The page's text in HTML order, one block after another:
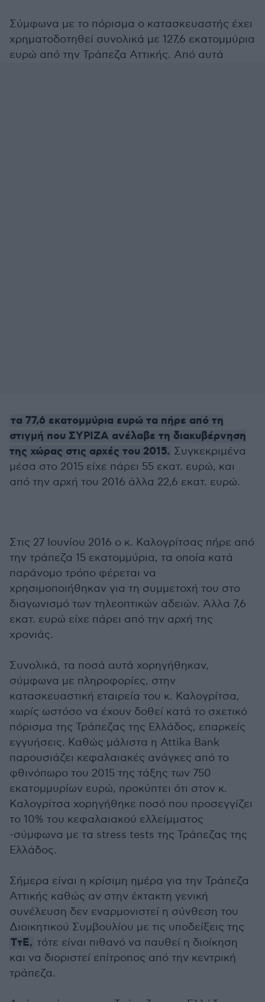
Σύμφωνα με το πόρισμα ο κατασκευαστής έχει
χρηματοδοτηθεί συνολικά με 127,6 εκατομμύρια
ευρώ από την Τράπεζα Αττικής. Από αυτά
τα 77,6 εκατομμύρια ευρώ τα πήρε από τη
στιγμή που ΣΥΡΙΖΑ ανέλαβε τη διακυβέρνηση
της χώρας στις αρχές του 2015. Συγκεκριμένα
μέσα στο 2015 είχε πάρει 55 εκατ. ευρώ, και
από την αρχή του 2016 άλλα 22,6 εκατ. ευρώ.
Στις 27 Ιουνίου 2016 ο κ. Καλογρίτσας πήρε από
την τράπεζα 15 εκατομμύρια, τα οποία κατά
παράνομο τρόπο φέρεται να
χρησιμοποιήθηκαν για τη συμμετοχή του στο
διαγωνισμό των τηλεοπτικών αδειών. Άλλα 7,6
εκατ. ευρώ είχε πάρει από την αρχή της
χρονιάς.
Συνολικά, τα ποσά αυτά χορηγήθηκαν,
σύμφωνα με πληροφορίες, στην
κατασκευαστική εταιρεία του κ. Καλογρίτσα,
χωρίς ωστόσο να έχουν δοθεί κατά το σχετικό
πόρισμα της Τράπεζας της Ελλάδος, επαρκείς
εγγυήσεις. Καθώς μάλιστα η Attika Βank
παρουσιάζει κεφαλαιακές ανάγκες από το
φθινόπωρο του 2015 της τάξης των 750
εκατομμυρίων ευρώ, προκύπτει ότι στον κ.
Καλογρίτσα χορηγήθηκε ποσό που προσεγγίζει
το 10% του κεφαλαιακού ελλείμματος
-σύμφωνα με τα stress tests της Τράπεζας της
Ελλάδος.
Σήμερα είναι η κρίσιμη ημέρα για την Τράπεζα
Αττικής καθώς αν στην έκτακτη γενική
συνέλευση δεν εναρμονιστεί η σύνθεση του
Διοικητικού Συμβουλίου με τις υποδείξεις της
ΤτΕ, τότε είναι πιθανό να παυθεί η διοίκηση
και να διοριστεί επίτροπος από την κεντρική
τράπεζα.